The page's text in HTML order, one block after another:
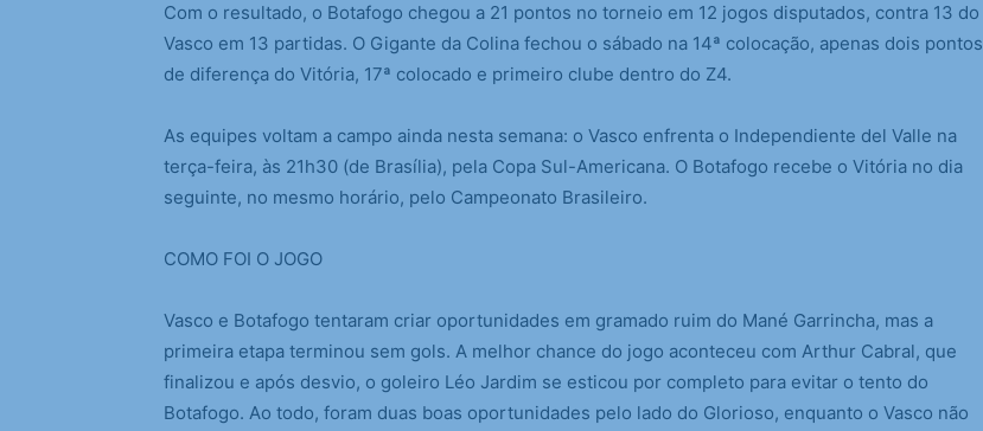
Com o resultado, o Botafogo chegou a 21 pontos no torneio em 12 jogos disputados, contra 13 do
Vasco em 13 partidas. O Gigante da Colina fechou o sábado na 14ª colocação, apenas dois pontos
de diferença do Vitória, 17ª colocado e primeiro clube dentro do Z4.
As equipes voltam a campo ainda nesta semana: o Vasco enfrenta o Independiente del Valle na
terça-feira, às 21h30 (de Brasília), pela Copa Sul-Americana. O Botafogo recebe o Vitória no dia
seguinte, no mesmo horário, pelo Campeonato Brasileiro.
COMO FOI O JOGO
Vasco e Botafogo tentaram criar oportunidades em gramado ruim do Mané Garrincha, mas a
primeira etapa terminou sem gols. A melhor chance do jogo aconteceu com Arthur Cabral, que
finalizou e após desvio, o goleiro Léo Jardim se esticou por completo para evitar o tento do
Botafogo. Ao todo, foram duas boas oportunidades pelo lado do Glorioso, enquanto o Vasco não